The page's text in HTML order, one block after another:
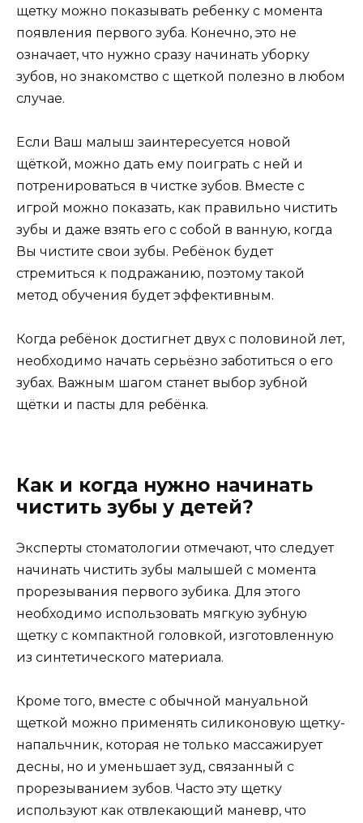
щетку можно показывать ребенку с момента
появления первого зуба. Конечно, это не
означает, что нужно сразу начинать уборку
зубов, но знакомство с щеткой полезно в любом
случае.
Если Ваш малыш заинтересуется новой
щёткой, можно дать ему поиграть с ней и
потренироваться в чистке зубов. Вместе с
игрой можно показать, как правильно чистить
зубы и даже взять его с собой в ванную, когда
Вы чистите свои зубы. Ребёнок будет
стремиться к подражанию, поэтому такой
метод обучения будет эффективным.
Когда ребёнок достигнет двух с половиной лет,
необходимо начать серьёзно заботиться о его
зубах. Важным шагом станет выбор зубной
щётки и пасты для ребёнка.
Как и когда нужно начинать
чистить зубы у детей?
Эксперты стоматологии отмечают, что следует
начинать чистить зубы малышей с момента
прорезывания первого зубика. Для этого
необходимо использовать мягкую зубную
щетку с компактной головкой, изготовленную
из синтетического материала.
Кроме того, вместе с обычной мануальной
щеткой можно применять силиконовую щетку-
напальчник, которая не только массажирует
десны, но и уменьшает зуд, связанный с
прорезыванием зубов. Часто эту щетку
используют как отвлекающий маневр, что